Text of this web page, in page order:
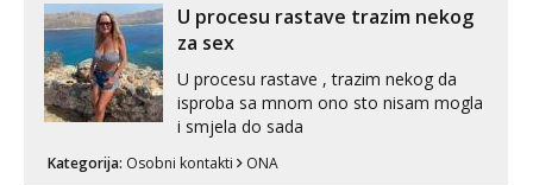
kombinacije halteri, haljine, štikle,
samostojeće itd. Nudim svakakva videa
U procesu rastave trazim nekog
za sex
U procesu rastave , trazim nekog da
isproba sa mnom ono sto nisam mogla
i smjela do sada
Kategorija: Osobni kontakti ONA